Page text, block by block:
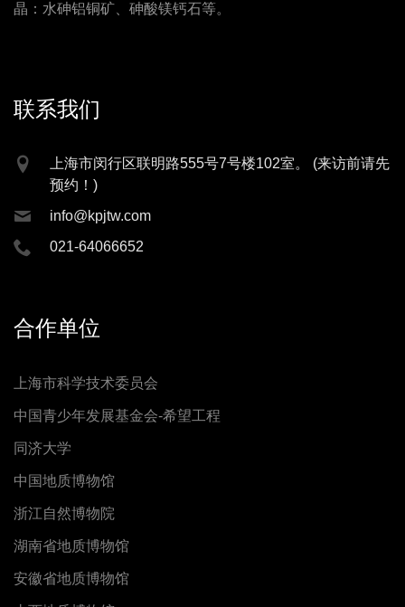
晶：水砷铝铜矿、砷酸镁钙石等。
联系我们
上海市闵行区联明路555号7号楼102室。 (来访前请先
预约！)
info@kpjtw.com
021-64066652
合作单位
上海市科学技术委员会
中国青少年发展基金会-希望工程
同济大学
中国地质博物馆
浙江自然博物院
湖南省地质博物馆
安徽省地质博物馆